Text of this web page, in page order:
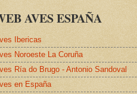
AVES ESPAÑA
Ibericas
Noroeste La Coruña
Ría do Brugo - Antonio Sandoval
en España